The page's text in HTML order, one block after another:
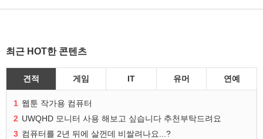
최근 HOT한 콘텐츠
견적 게임 IT 유머 연예
1 웹툰 작가용 컴퓨터
2 UWQHD 모니터 사용 해보고 싶습니다 추천부탁드려요
3 컴퓨터를 2년 뒤에 살껀데 비쌀려나요...?